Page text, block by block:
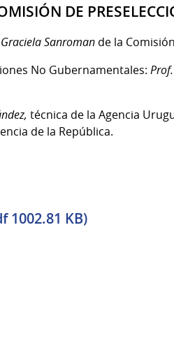
DE
Sanroman de la
No Gubernamentales:
técnica de la Agencia
de la República.
1002.81 KB)